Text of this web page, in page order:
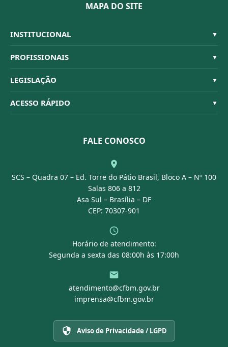
MAPA DO SITE
INSTITUCIONAL ▼
Sistema CFBM
Quem Somos
Organograma
Conselheiros
PROFISSIONAIS ▼
Habilitações
Código de Ética
Dúvidas Frequentes
LEGISLAÇÃO ▼
Resoluções
ACESSO RÁPIDO ▼
Portal Transparência
FALE CONOSCO
SCS – Quadra 07 – Ed. Torre do Pátio Brasil, Bloco A – Nº 100
Salas 806 a 812
Asa Sul – Brasília – DF
CEP: 70307-901
Horário de atendimento:
Segunda a sexta das 08:00h às 17:00h
atendimento@cfbm.gov.br
imprensa@cfbm.gov.br
Aviso de Privacidade / LGPD